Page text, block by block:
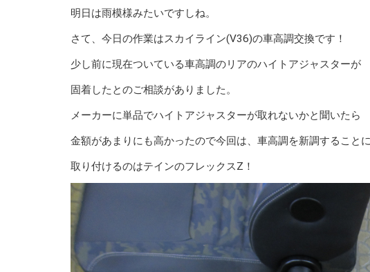
明日は雨模様みたいですしね。
さて、今日の作業はスカイライン(V36)の車高調交換です！
少し前に現在ついている車高調のリアのハイトアジャスターが
固着したとのご相談がありました。
メーカーに単品でハイトアジャスターが取れないかと聞いたら
金額があまりにも高かったので今回は、車高調を新調すること
取り付けるのはテインのフレックスZ！